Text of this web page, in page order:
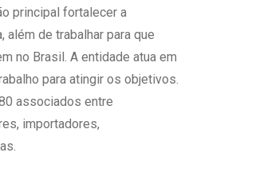
principal fortalecer a
além de trabalhar para que
no Brasil. A entidade atua em
para atingir os objetivos.
associados entre
importadores,